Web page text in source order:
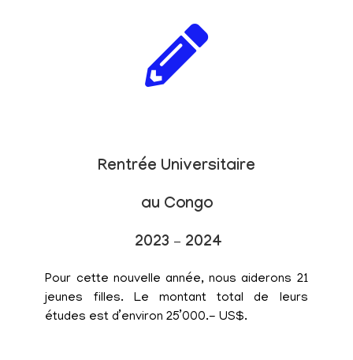
Rentrée Universitaire
au Congo
2023 – 2024
Pour cette nouvelle année, nous aiderons 21
jeunes filles. Le montant total de leurs
études est d’environ 25’000.- US$.